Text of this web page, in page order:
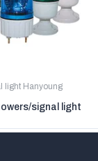
light Hanyoung
signal light